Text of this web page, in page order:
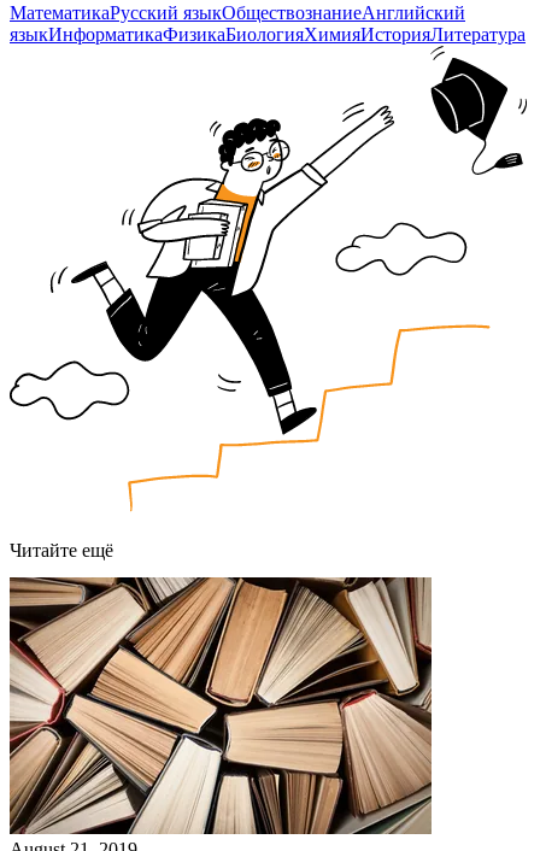
МатематикаРусский языкОбществознаниеАнглийский
языкИнформатикаФизикаБиологияХимияИсторияЛитература
Читайте ещё